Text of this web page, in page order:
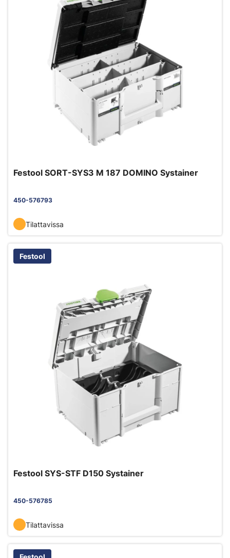
Festool SORT-SYS3 M 187 DOMINO Systainer
450-576793
Tilattavissa
Festool
Festool SYS-STF D150 Systainer
450-576785
Tilattavissa